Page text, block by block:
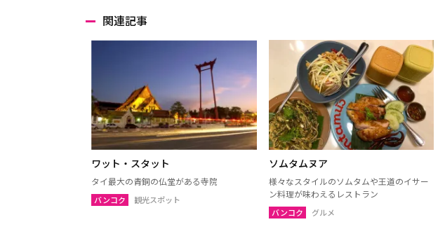
関連記事
ワット・スタット
タイ最大の青銅の仏堂がある寺院
バンコク 観光スポット
ソムタムヌア
様々なスタイルのソムタムや王道のイサー
ン料理が味わえるレストラン
バンコク グルメ